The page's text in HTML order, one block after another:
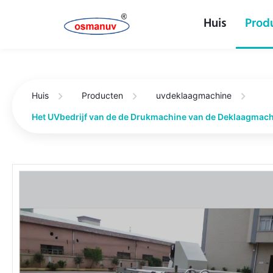
Huis
Huis Producten uvdeklaagmachine
Het UVbedrijf van de de Drukmachine van de